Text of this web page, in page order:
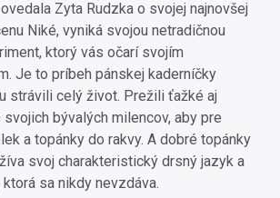
Zyta Rudzka o svojej najnovšej
Niké, vyniká svojou netradičnou
ktorý vás očarí svojím
Je to príbeh pánskej kaderníčky
strávili celý život. Prežili ťažké aj
bývalých milencov, aby pre
a topánky do rakvy. A dobré topánky
svoj charakteristický drsný jazyk a
sa nikdy nevzdáva.